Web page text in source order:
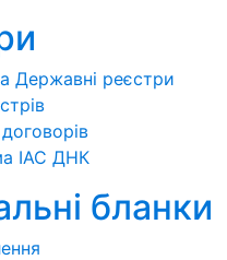
Державні реєстри
ІАС ДНК
бланки